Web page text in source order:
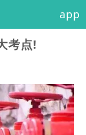
app
考点!